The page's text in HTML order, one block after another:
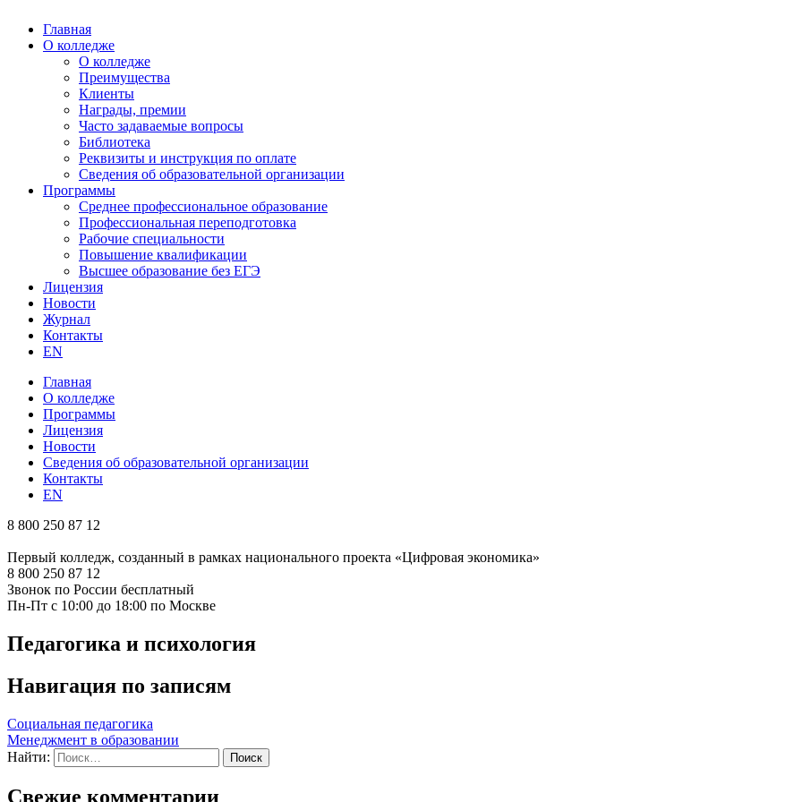
Главная
О колледже
О колледже
Преимущества
Клиенты
Награды, премии
Часто задаваемые вопросы
Библиотека
Реквизиты и инструкция по оплате
Сведения об образовательной организации
Программы
Среднее профессиональное образование
Профессиональная переподготовка
Рабочие специальности
Повышение квалификации
Высшее образование без ЕГЭ
Лицензия
Новости
Журнал
Контакты
EN
Главная
О колледже
Программы
Лицензия
Новости
Сведения об образовательной организации
Контакты
EN
8 800 250 87 12
Первый колледж, созданный в рамках национального проекта «Цифровая экономика»
8 800 250 87 12
Звонок по России бесплатный
Пн-Пт с 10:00 до 18:00 по Москве
Педагогика и психология
Навигация по записям
Социальная педагогика
Менеджмент в образовании
Найти:
Свежие комментарии